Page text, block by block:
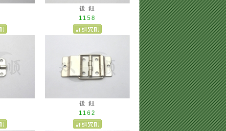
後 鈕
1158
後 鈕
1162